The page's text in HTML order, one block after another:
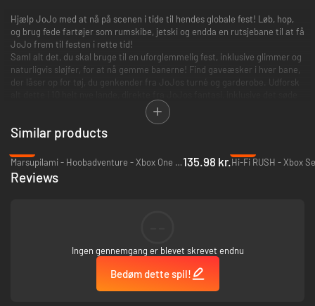
Hjælp JoJo med at nå på scenen i tide til hendes globale fest! Løb, hop,
og brug fede fartøjer som rumskibe, jetski og endda en rutsjebane til at få
JoJo frem til festen i rette tid!
Saml alt det, du skal bruge til en uforglemmelig fest, inklusive glimmer og
naturligvis sløjfer, for at nå gemme banerne! Find gaveæsker i hver bane,
der låser op for tøj, du genkender fra JoJos turné og garderobe. Udforsk
Candyland, det potetastiske BowBowland med JoJos bedste hundeven,
"Nonstop!" sjov i dette solo-eventyrløbespil, hvor du går på scenen som din
yndlings-popsjerne og spiller alle hitsene!
Similar products
Marsupilami - Hoobadventure - Xbox One & Xbox Series X|S135.98 kr.Hi-Fi RUSH - Xbox
Reviews
Ingen gennemgang er blevet skrevet endnu
Bedøm dette spil!